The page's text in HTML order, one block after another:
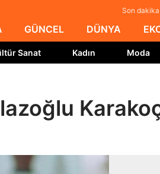
Son
GÜNCEL DÜNYA
Sanat Kadın Moda